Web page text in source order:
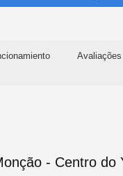
Avaliações
- Centro do